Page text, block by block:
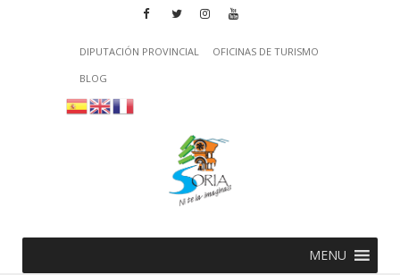
DIPUTACIÓN PROVINCIAL
OFICINAS DE TURISMO
BLOG
MENU